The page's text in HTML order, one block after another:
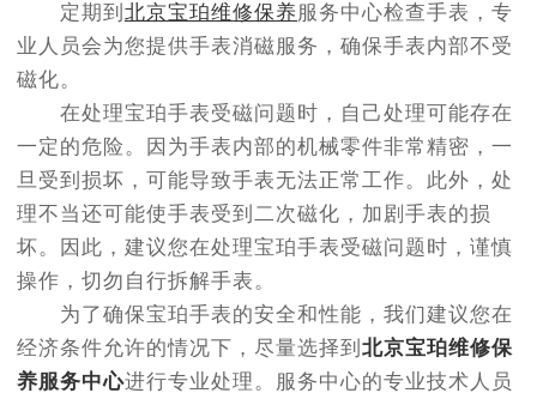
定期到 北京宝珀维修保养 服务中心检查手表，专
业人员会为您提供手表消磁服务，确保手表内部不受
磁化。
在处理宝珀手表受磁问题时，自己处理可能存在
一定的危险。因为手表内部的机械零件非常精密，一
旦受到损坏，可能导致手表无法正常工作。此外，处
理不当还可能使手表受到二次磁化，加剧手表的损
坏。因此，建议您在处理宝珀手表受磁问题时，谨慎
操作，切勿自行拆解手表。
为了确保宝珀手表的安全和性能，我们建议您在
经济条件允许的情况下，尽量选择到 北京宝珀维修保
养服务中心进行专业处理。服务中心的专业技术人员